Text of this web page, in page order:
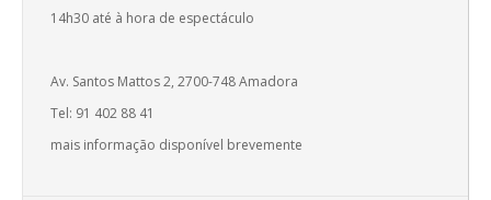
14h30 até à hora de espectáculo
Av. Santos Mattos 2, 2700-748 Amadora
Tel: 91 402 88 41
mais informação disponível brevemente